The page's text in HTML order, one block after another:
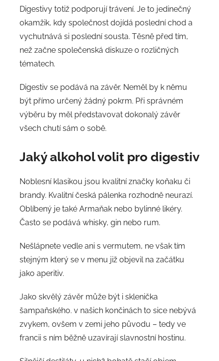
Digestivy totiž podporují trávení. Je to jedinečný
okamžik, kdy společnost dojídá poslední chod a
vychutnává si poslední sousta. Těsně před tím,
než začne společenská diskuze o rozličných
tématech.
Digestiv se podává na závěr. Neměl by k němu
být přímo určený žádný pokrm. Při správném
výběru by měl představovat dokonalý závěr
všech chutí sám o sobě.
Jaký alkohol volit pro digestiv
Noblesní klasikou jsou kvalitní značky koňaku či
brandy. Kvalitní česká pálenka rozhodně neurazí.
Oblíbený je také Armaňak nebo bylinné likéry.
Často se podává whisky, gin nebo rum.
Nešlápnete vedle ani s vermutem, ne však tím
stejným který se v menu již objevil na začátku
jako aperitiv.
Jako skvělý závěr může být i sklenička
šampaňského. v našich končinách to sice nebývá
zvykem, ovšem v zemi jeho původu – tedy ve
francii s ním běžně uzavírají slavnostní hostinu.